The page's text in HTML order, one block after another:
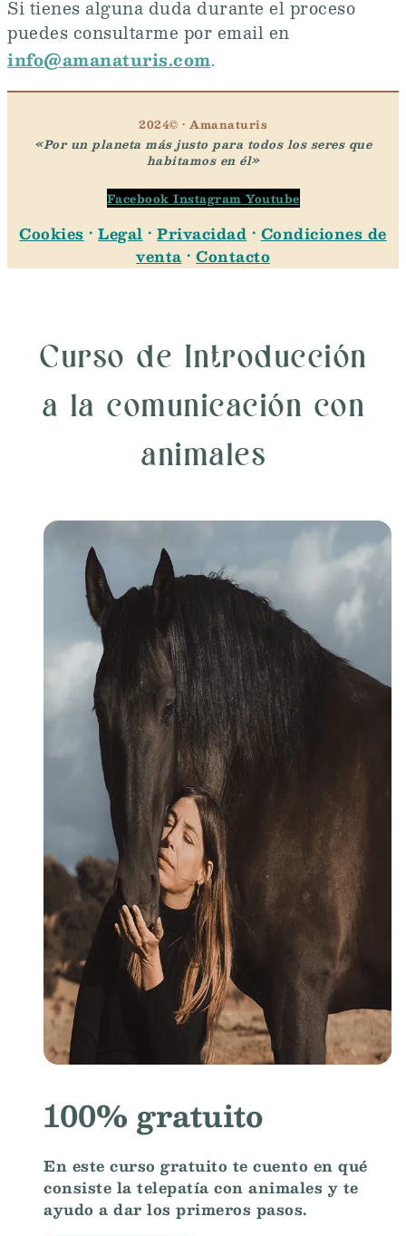
Si tienes alguna duda durante el proceso
puedes consultarme por email en
info@amanaturis.com.
2024© · Amanaturis
«Por un planeta más justo para todos los seres que
habitamos en él»
Facebook Instagram Youtube
Cookies · Legal · Privacidad · Condiciones de
venta · Contacto
Curso de Introducción
a la comunicación con
animales
100% gratuito
En este curso gratuito te cuento en qué
consiste la telepatía con animales y te
ayudo a dar los primeros pasos.